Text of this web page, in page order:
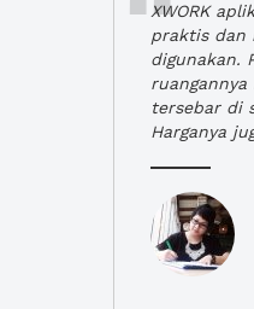
XWORK
praktis dan
digunakan.
ruangannya
tersebar di
Harganya